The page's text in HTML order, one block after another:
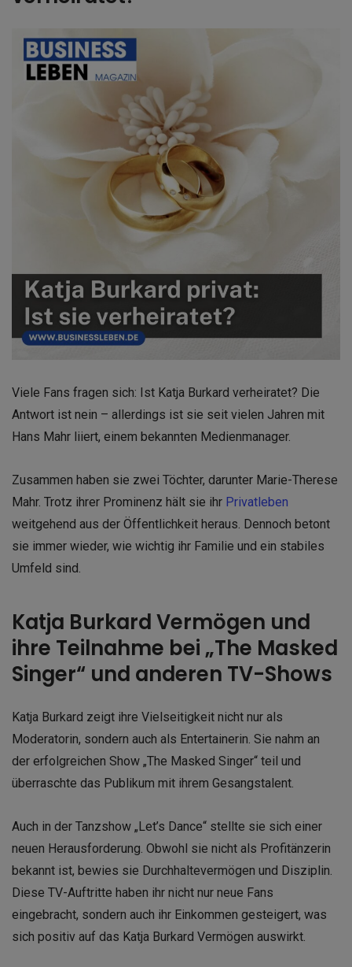
Viele Fans fragen sich: Ist Katja Burkard verheiratet? Die
Antwort ist nein – allerdings ist sie seit vielen Jahren mit
Hans Mahr liiert, einem bekannten Medienmanager.
Zusammen haben sie zwei Töchter, darunter Marie-Therese
Mahr. Trotz ihrer Prominenz hält sie ihr Privatleben
weitgehend aus der Öffentlichkeit heraus. Dennoch betont
sie immer wieder, wie wichtig ihr Familie und ein stabiles
Umfeld sind.
Katja Burkard Vermögen und
ihre Teilnahme bei „The Masked
Singer“ und anderen TV-Shows
Katja Burkard zeigt ihre Vielseitigkeit nicht nur als
Moderatorin, sondern auch als Entertainerin. Sie nahm an
der erfolgreichen Show „The Masked Singer“ teil und
überraschte das Publikum mit ihrem Gesangstalent.
Auch in der Tanzshow „Let’s Dance“ stellte sie sich einer
neuen Herausforderung. Obwohl sie nicht als Profitänzerin
bekannt ist, bewies sie Durchhaltevermögen und Disziplin.
Diese TV-Auftritte haben ihr nicht nur neue Fans
eingebracht, sondern auch ihr Einkommen gesteigert, was
sich positiv auf das Katja Burkard Vermögen auswirkt.